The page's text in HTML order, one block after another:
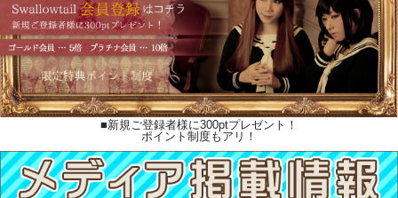
■新規ご登録者様に300ptプレゼント！
ポイント制度もアリ！